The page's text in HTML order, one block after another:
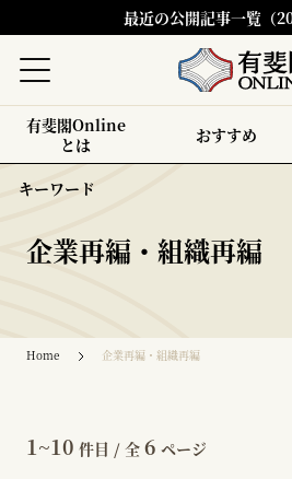
最近の公開記事一覧（
有斐閣Online
とは
おすすめ
キーワード
企業再編・組織再編
Home 企業再編・組織再編
1~10 件目 / 全 6 ページ